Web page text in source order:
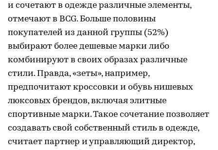
и сочетают в одежде различные элементы,
отмечают в BCG. Больше половины
покупателей из данной группы (52%)
выбирают более дешевые марки либо
комбинируют в своих образах различные
стили. Правда, «зеты», например,
предпочитают кроссовки и обувь нишевых
люксовых брендов, включая элитные
спортивные марки. Такое сочетание позволяет
создавать свой собственный стиль в одежде,
считает партнер и управляющий директор,